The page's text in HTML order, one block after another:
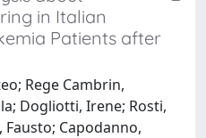
in Italian
Patients after
Rege Cambrin,
Dogliotti, Irene; Rosti,
Capodanno,